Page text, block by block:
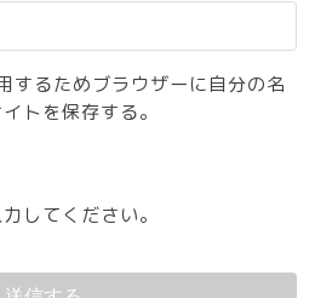
するためブラウザーに自分の名
トを保存する。
してください。